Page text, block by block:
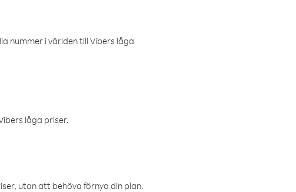
nummer i världen till Vibers låga
låga priser.
utan att behöva förnya din plan.